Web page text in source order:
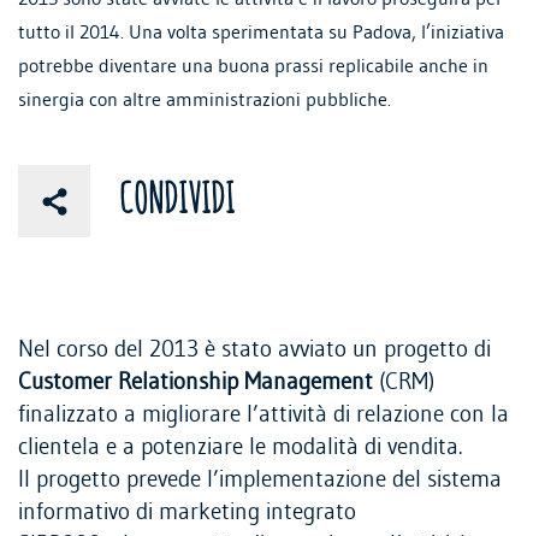
tutto il 2014. Una volta sperimentata su Padova, l’iniziativa
potrebbe diventare una buona prassi replicabile anche in
sinergia con altre amministrazioni pubbliche.
CONDIVIDI
Nel corso del 2013 è stato avviato un progetto di
Customer Relationship Management (CRM)
finalizzato a migliorare l’attività di relazione con la
clientela e a potenziare le modalità di vendita.
Il progetto prevede l’implementazione del sistema
informativo di marketing integrato